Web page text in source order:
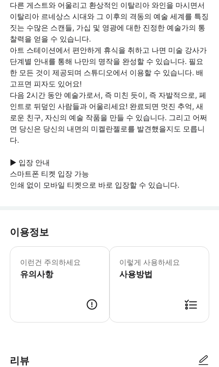
다른 게스트와 어울리고 환상적인 이탈리아 와인을 마시면서
이탈리아 르네상스 시대와 그 이후의 격동의 예술 세계를 특징
짓는 수많은 스캔들, 가십 및 영광에 대한 진정한 예술가의 통
찰력을 얻을 수 있습니다.
아트 스테이션에서 편안하게 휴식을 취하고 나면 미술 강사가
단계별 안내를 통해 나만의 명작을 완성할 수 있습니다. 필요
한 모든 것이 제공되며 스튜디오에서 이용할 수 있습니다. 배
고프면 피자도 있어요!
다음 2시간 동안 예술가로서, 즉 미친 듯이, 즉 자발적으로, 페
인트로 뒤덮인 사람들과 어울리세요! 완료되면 멋진 추억, 새
로운 친구, 자신의 예술 작품을 만들 수 있습니다. 그리고 어쩌
면 당신은 당신의 내면의 미켈란젤로를 발견했을지도 모릅니
다.
▶ 입장 안내
스마트폰 티켓 입장 가능
인쇄 없이 모바일 티켓으로 바로 입장할 수 있습니다.
이용정보
이런건 주의하세요
유의사항
이렇게 사용하세요
사용방법
리뷰